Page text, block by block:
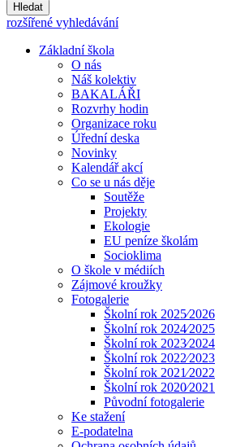
Hledat
rozšířené vyhledávání
Základní škola
O nás
Náš kolektiv
BAKALÁŘI
Rozvrhy hodin
Organizace roku
Úřední deska
Novinky
Kalendář akcí
Co se u nás děje
Soutěže
Projekty
Ekologie
EU peníze školám
Socioklima
O škole v médiích
Zájmové kroužky
Fotogalerie
Školní rok 2025⁄2026
Školní rok 2024⁄2025
Školní rok 2023⁄2024
Školní rok 2022⁄2023
Školní rok 2021⁄2022
Školní rok 2020⁄2021
Původní fotogalerie
Ke stažení
E-podatelna